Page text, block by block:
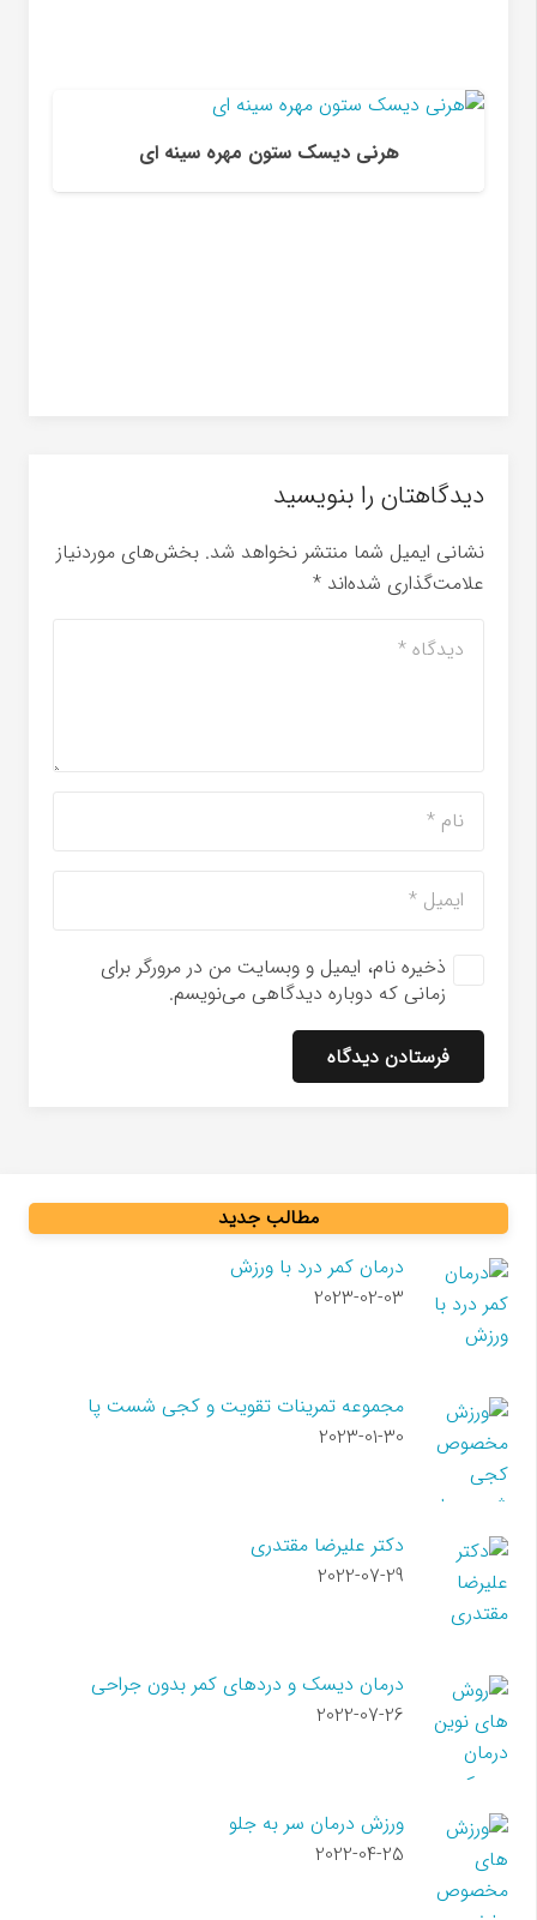
دیدگاهتان را بنویسید
نشانی ایمیل شما منتشر نخواهد شد. بخش‌های موردنیاز
علامت‌گذاری شده‌اند *
ذخیره نام، ایمیل و وبسایت من در مرورگر برای
زمانی که دوباره دیدگاهی می‌نویسم.
فرستادن دیدگاه
مطالب جدید
درمان کمر درد با ورزش
2023-02-03
مجموعه تمرینات تقویت و کجی شست پا
2023-01-30
دکتر علیرضا مقتدری
2022-07-29
درمان دیسک و دردهای کمر بدون جراحی
2022-07-26
ورزش درمان سر به جلو
2022-04-25